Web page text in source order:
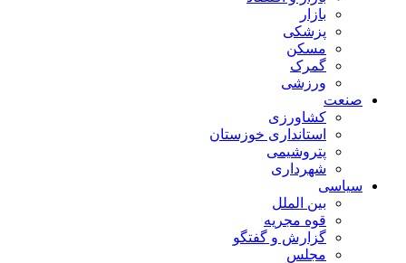
بازار
پزشکی
مسکن
گمرک
ورزشی
صنعت
کشاورزی
استانداری خوزستان
پتروشیمی
شهرداری
سیاسی
بین الملل
قوه مجریه
گزارش و گفتگو
مجلس